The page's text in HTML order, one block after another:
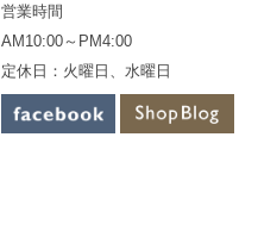
営業時間
AM10:00～PM4:00
定休日：火曜日、水曜日